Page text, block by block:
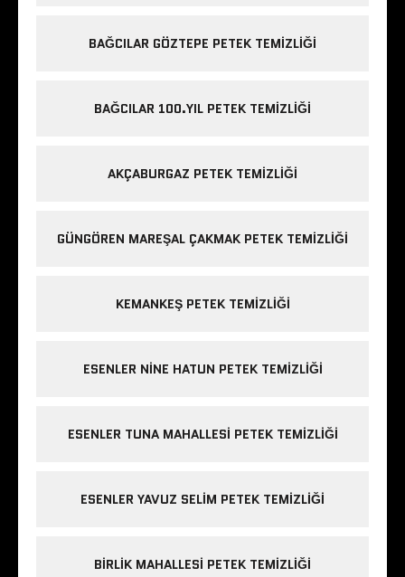
BAĞCILAR GÖZTEPE PETEK TEMIZLIĞI
BAĞCILAR 100.YIL PETEK TEMIZLIĞI
AKÇABURGAZ PETEK TEMIZLIĞI
GÜNGÖREN MAREŞAL ÇAKMAK PETEK TEMIZLIĞI
KEMANKEŞ PETEK TEMIZLIĞI
ESENLER NINE HATUN PETEK TEMIZLIĞI
ESENLER TUNA MAHALLESI PETEK TEMIZLIĞI
ESENLER YAVUZ SELIM PETEK TEMIZLIĞI
BIRLIK MAHALLESI PETEK TEMIZLIĞI